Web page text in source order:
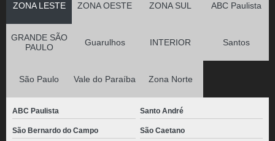
ZONA LESTE ZONA OESTE ZONA SUL ABC Paulista
GRANDE SÃO
PAULO
Guarulhos INTERIOR Santos
São Paulo Vale do Paraíba Zona Norte
ABC Paulista Santo André
São Bernardo do Campo São Caetano